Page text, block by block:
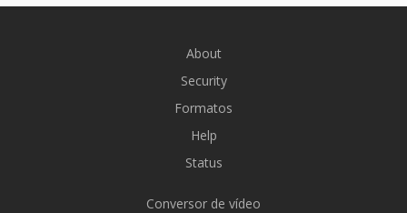
About
Security
Formatos
Help
Status
Conversor de vídeo